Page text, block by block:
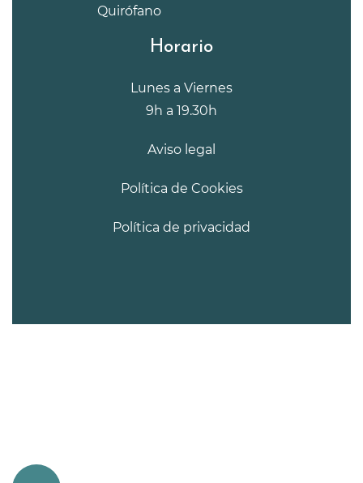
Quirófano
Horario
Lunes a Viernes
9h a 19.30h
Aviso legal
Política de Cookies
Política de privacidad